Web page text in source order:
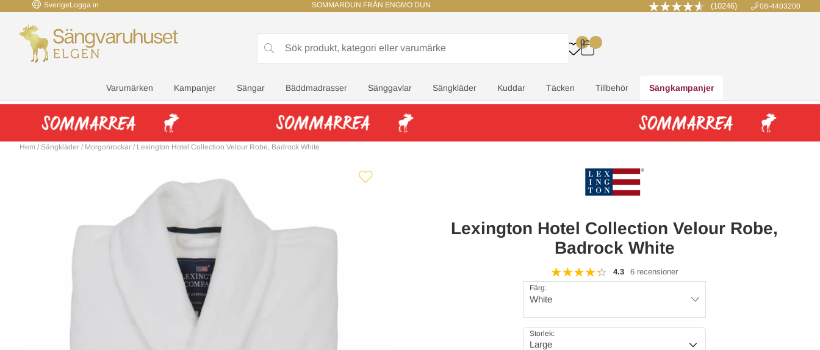
SverigeLogga in SOMMARDUN FRÅN ENGMO DUN (10246) 08-4403200
0
..
Varumärken Kampanjer Sängar Bäddmadrasser Sänggavlar Sängkläder Kuddar Täcken Tillbehör Sängkampanjer
Hem / Sängkläder / Morgonrockar / Lexington Hotel Collection Velour Robe, Badrock White
Lexington Hotel Collection Velour Robe,
Badrock White
4.3 6 recensioner
Färg:
White
Storlek:
Large